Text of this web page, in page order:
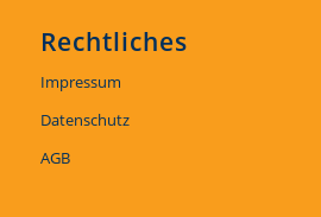
Rechtliches
Impressum
Datenschutz
AGB